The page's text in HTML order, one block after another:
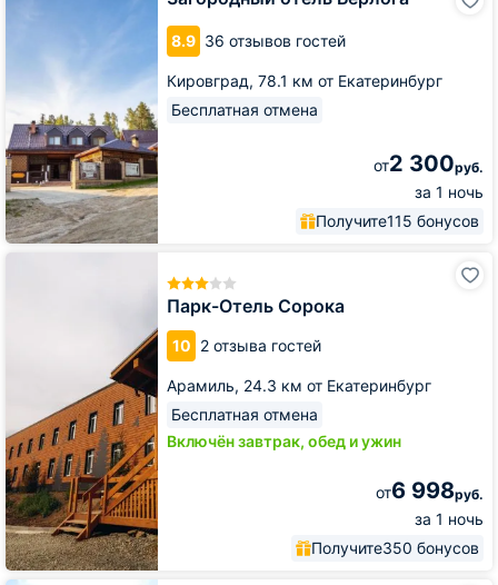
8.9 36 отзывов гостей
Кировград, 78.1 км от Екатеринбург
Бесплатная отмена
от2 300руб.
за 1 ночь
Получите115 бонусов
Парк-Отель Сорока
10 2 отзыва гостей
Арамиль, 24.3 км от Екатеринбург
Бесплатная отмена
Включён завтрак, обед и ужин
от6 998руб.
за 1 ночь
Получите350 бонусов